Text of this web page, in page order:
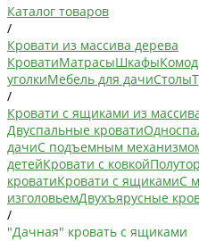
Каталог товаров
/
Кровати из массива дерева
КроватиМатрасыШкафы
уголкиМебель для дачиСтолы
/
Кровати с ящиками из
Двуспальные кровати
дачиС подъемным
детейКровати с ковкой
кроватиКровати с ящикамиС
изголовьемДвухъярусные
/
"Дачная" кровать с ящиками